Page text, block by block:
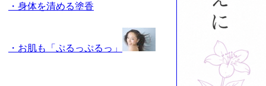
・身体を清める塗香
・お肌も「ぷるっぷるっ」